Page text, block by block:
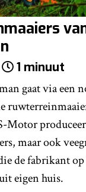
1 minuut
gaat via een
Motor
maar ook
de fabrikant op
eigen huis.